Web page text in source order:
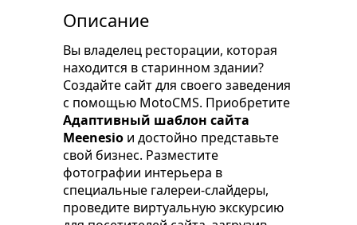
Описание
Вы владелец ресторации, которая
находится в старинном здании?
Создайте сайт для своего заведения
с помощью MotoCMS. Приобретите
Адаптивный шаблон сайта
Meenesio и достойно представьте
свой бизнес. Разместите
фотографии интерьера в
специальные галереи-слайдеры,
проведите виртуальную экскурсию